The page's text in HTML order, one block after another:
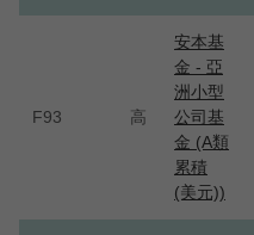
F93 高
安本基
金 - 亞
洲小型
公司基
金 (A類
累積
(美元))